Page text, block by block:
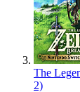
The
2)